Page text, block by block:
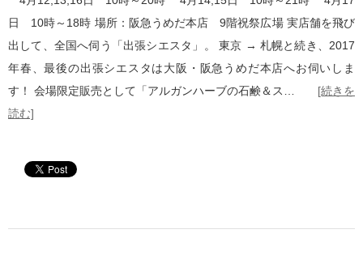
日 10時～18時 場所：阪急うめだ本店 9階祝祭広場 実店舗を飛び
出して、全国へ伺う「出張シエスタ」。 東京 → 札幌と続き、2017
年春、最後の出張シエスタは大阪・阪急うめだ本店へお伺いしま
す！ 会場限定販売として「アルガンハーブの石鹸＆ス… [続きを
読む]